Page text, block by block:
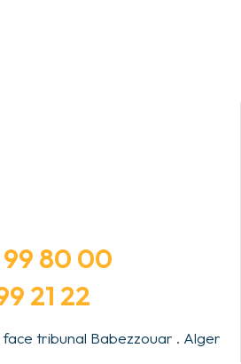
99 80 00
21 22
face tribunal Babezzouar . Alger